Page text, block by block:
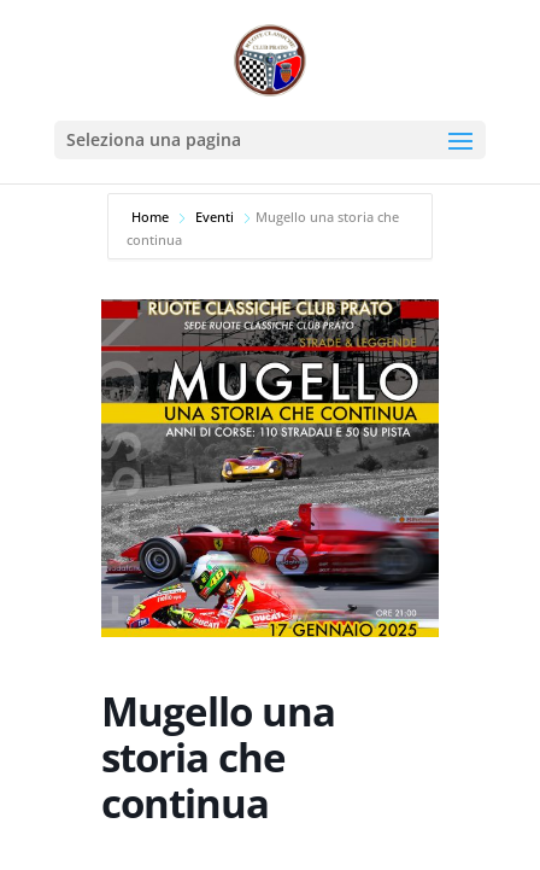
Seleziona una pagina
Home Eventi
Mugello una storia che
continua
Mugello una
storia che
continua